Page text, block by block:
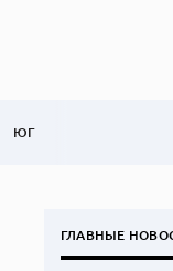
ЮГ
ГЛАВНЫЕ